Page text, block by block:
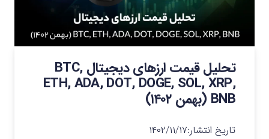
تحلیل قیمت ارزهای دیجیتال BTC,
ETH, ADA, DOT, DOGE, SOL, XRP,
BNB (بهمن ۱۴۰۲)
تاریخ انتشار:۱۴۰۲/۱۱/۱۷